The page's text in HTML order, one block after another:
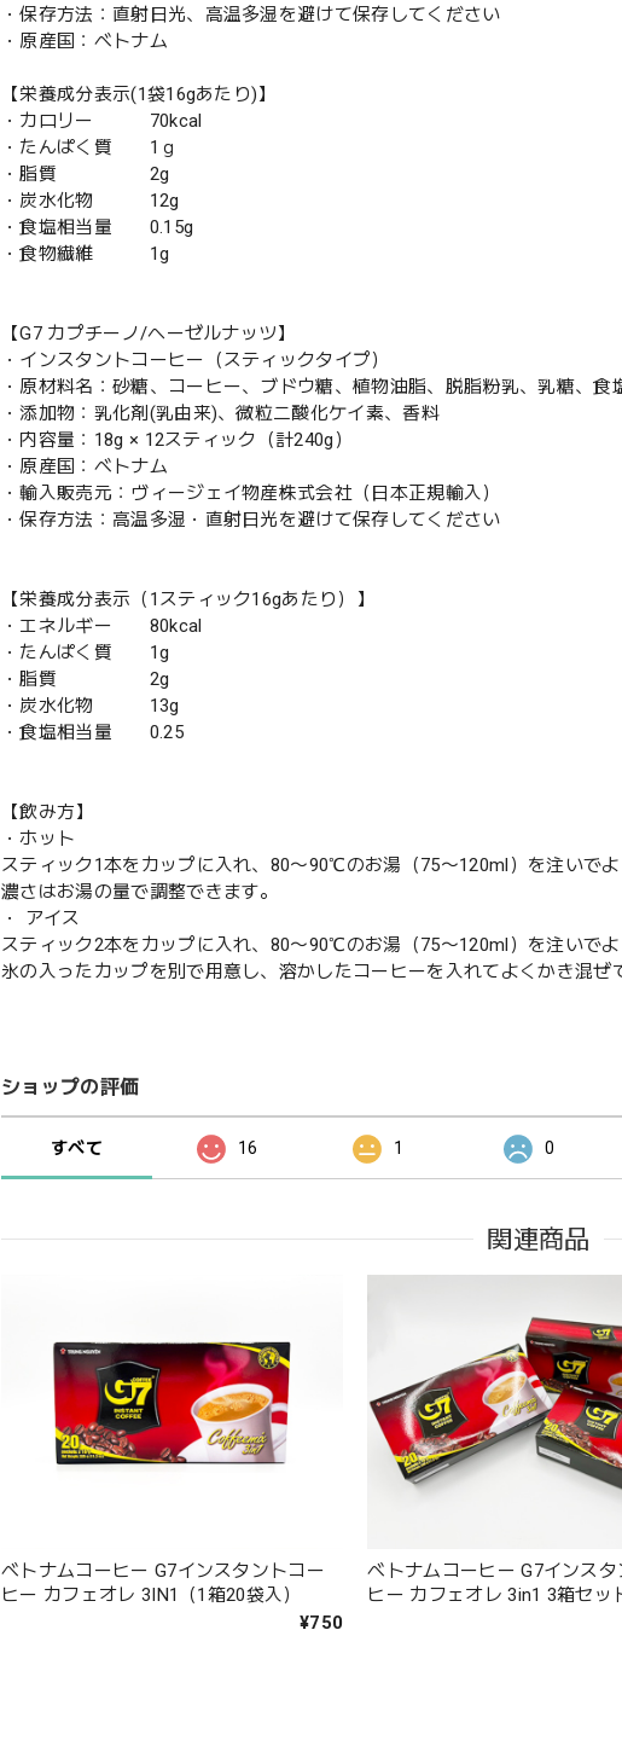
・保存方法：直射日光、高温多湿を避けて保存してください
・原産国：ベトナム
【栄養成分表示(1袋16gあたり)】
・カロリー 70kcal
・たんぱく質 1ｇ
・脂質 2g
・炭水化物 12g
・食塩相当量 0.15g
・食物繊維 1g
【G7 カプチーノ/ヘーゼルナッツ】
・インスタントコーヒー（スティックタイプ）
・原材料名：砂糖、コーヒー、ブドウ糖、植物油脂、脱脂粉乳、乳糖、食
・添加物：乳化剤(乳由来)、微粒二酸化ケイ素、香料
・内容量：18g × 12スティック（計240g）
・原産国：ベトナム
・輸入販売元：ヴィージェイ物産株式会社（日本正規輸入）
・保存方法：高温多湿・直射日光を避けて保存してください
【栄養成分表示（1スティック16gあたり）】
・エネルギー 80kcal
・たんぱく質 1g
・脂質 2g
・炭水化物 13g
・食塩相当量 0.25
【飲み方】
・ホット
スティック1本をカップに入れ、80〜90℃のお湯（75〜120ml）を注いで
濃さはお湯の量で調整できます。
・ アイス
スティック2本をカップに入れ、80〜90℃のお湯（75〜120ml）を注いで
氷の入ったカップを別で用意し、溶かしたコーヒーを入れてよくかき混ぜ
ショップの評価
すべて 16 1 0
関連商品
ベトナムコーヒー G7インスタントコー
ヒー カフェオレ 3IN1（1箱20袋入）
¥750
ベトナムコーヒー G7インス
ヒー カフェオレ 3in1 3箱セッ